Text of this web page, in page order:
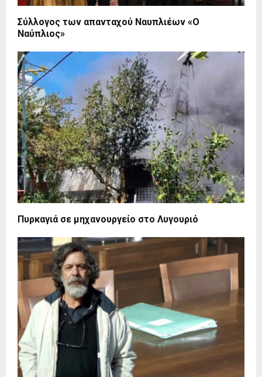
Σύλλογος των απανταχού Ναυπλιέων «Ο
Ναύπλιος»
Πυρκαγιά σε μηχανουργείο στο Λυγουριό